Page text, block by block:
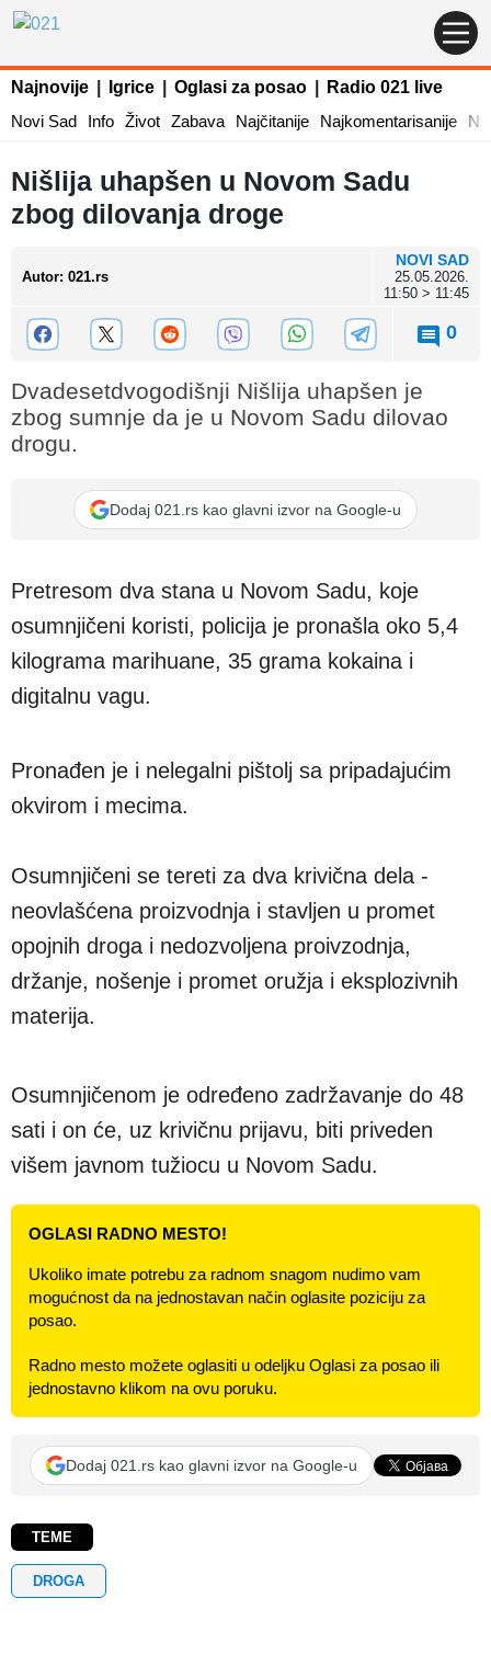
Najnovije Igrice Oglasi za posao
Radio 021 live
Novi Sad
Info Život Zabava Najčitanije Najkomentarisanije
Nišlija uhapšen u Novom Sadu
zbog dilovanja droge
Autor: 021.rs
NOVI SAD
25.05.2026.
11:50 > 11:45
0
Dvadesetdvogodišnji Nišlija uhapšen je
zbog sumnje da je u Novom Sadu dilovao
drogu.
Dodaj 021.rs kao glavni izvor na Google-u
Pretresom dva stana u Novom Sadu, koje
osumnjičeni koristi, policija je pronašla oko 5,4
kilograma marihuane, 35 grama kokaina i
digitalnu vagu.
Pronađen je i nelegalni pištolj sa pripadajućim
okvirom i mecima.
Osumnjičeni se tereti za dva krivična dela -
neovlašćena proizvodnja i stavljen u promet
opojnih droga i nedozvoljena proivzodnja,
držanje, nošenje i promet oružja i eksplozivnih
materija.
Osumnjičenom je određeno zadržavanje do 48
sati i on će, uz krivičnu prijavu, biti priveden
višem javnom tužiocu u Novom Sadu.
OGLASI RADNO MESTO!
Ukoliko imate potrebu za radnom snagom nudimo vam
mogućnost da na jednostavan način oglasite poziciju za
posao.
Radno mesto možete oglasiti u odeljku Oglasi za posao ili
jednostavno klikom na ovu poruku.
Dodaj 021.rs kao glavni izvor na Google-u
TEME
DROGA